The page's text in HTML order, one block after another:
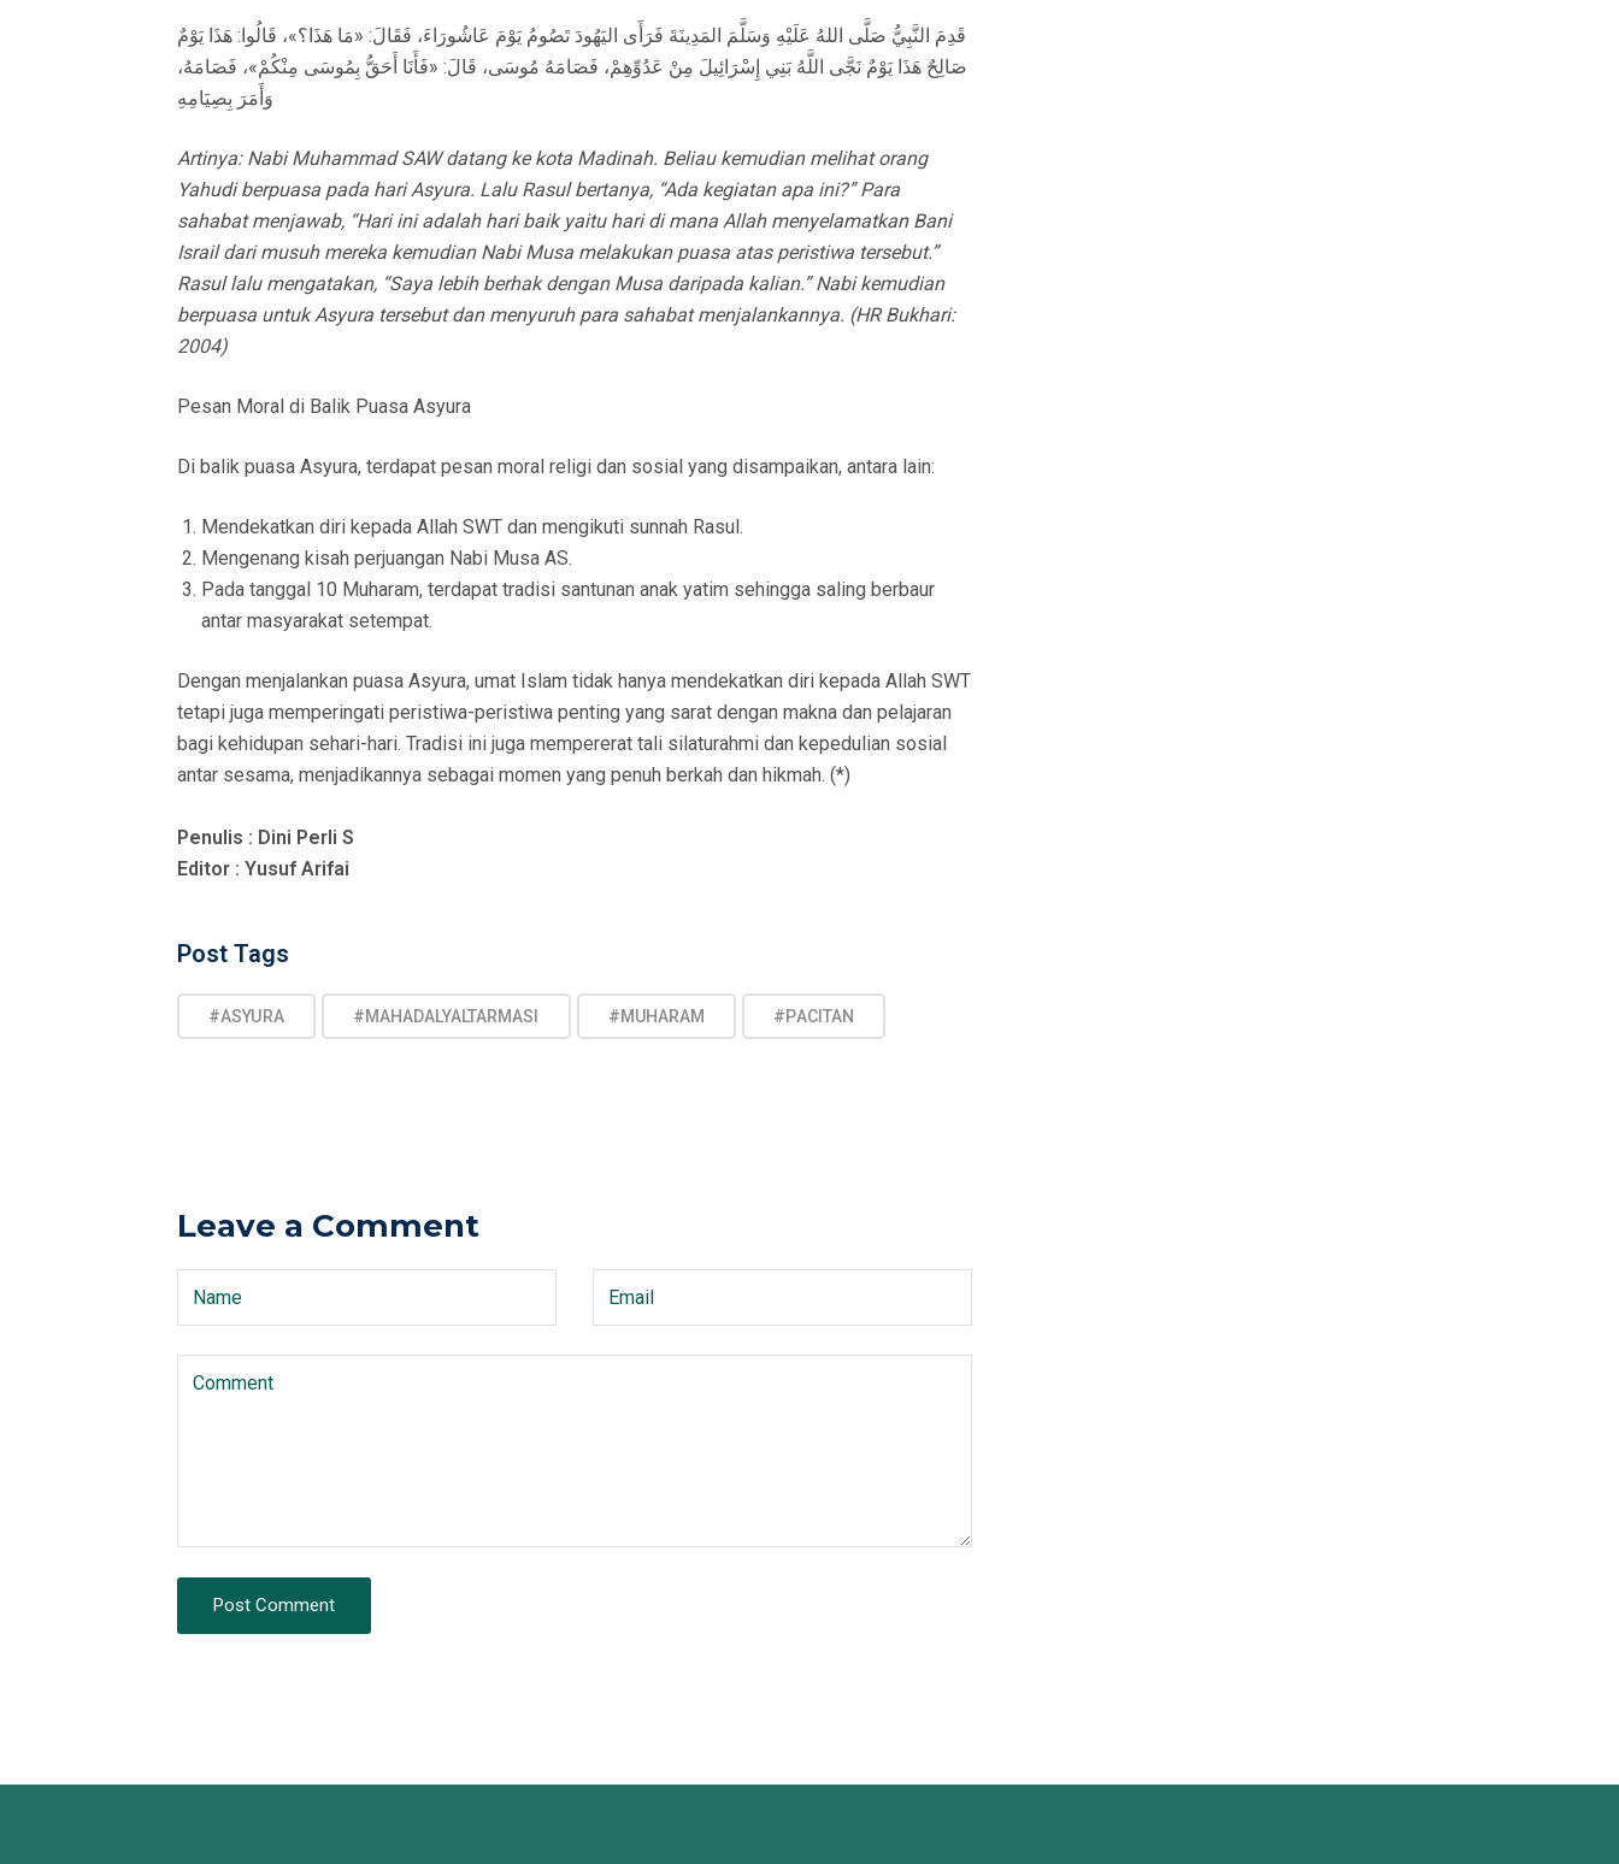
قَدِمَ النَّبِيُّ صَلَّى اللهُ عَلَيْهِ وَسَلَّمَ المَدِينَةَ فَرَأَى اليَهُودَ تَصُومُ يَوْمَ عَاشُورَاءَ، فَقَالَ: «مَا هَذَا؟»، قَالُوا: هَذَا يَوْمٌ
صَالِحٌ هَذَا يَوْمٌ نَجَّى اللَّهُ بَنِي إِسْرَائِيلَ مِنْ عَدُوِّهِمْ، فَصَامَهُ مُوسَى، قَالَ: «فَأَنَا أَحَقُّ بِمُوسَى مِنْكُمْ»، فَصَامَهُ،
وَأَمَرَ بِصِيَامِهِ
Artinya: Nabi Muhammad SAW datang ke kota Madinah. Beliau kemudian melihat orang
Yahudi berpuasa pada hari Asyura. Lalu Rasul bertanya, “Ada kegiatan apa ini?” Para
sahabat menjawab, “Hari ini adalah hari baik yaitu hari di mana Allah menyelamatkan Bani
Israil dari musuh mereka kemudian Nabi Musa melakukan puasa atas peristiwa tersebut.”
Rasul lalu mengatakan, “Saya lebih berhak dengan Musa daripada kalian.” Nabi kemudian
berpuasa untuk Asyura tersebut dan menyuruh para sahabat menjalankannya. (HR Bukhari:
2004)
Pesan Moral di Balik Puasa Asyura
Di balik puasa Asyura, terdapat pesan moral religi dan sosial yang disampaikan, antara lain:
Mendekatkan diri kepada Allah SWT dan mengikuti sunnah Rasul.
Mengenang kisah perjuangan Nabi Musa AS.
Pada tanggal 10 Muharam, terdapat tradisi santunan anak yatim sehingga saling berbaur
antar masyarakat setempat.
Dengan menjalankan puasa Asyura, umat Islam tidak hanya mendekatkan diri kepada Allah SWT
tetapi juga memperingati peristiwa-peristiwa penting yang sarat dengan makna dan pelajaran
bagi kehidupan sehari-hari. Tradisi ini juga mempererat tali silaturahmi dan kepedulian sosial
antar sesama, menjadikannya sebagai momen yang penuh berkah dan hikmah. (*)
Penulis : Dini Perli S
Editor : Yusuf Arifai
Post Tags
#ASYURA #MAHADALYALTARMASI #MUHARAM #PACITAN
Leave a Comment
Post Comment